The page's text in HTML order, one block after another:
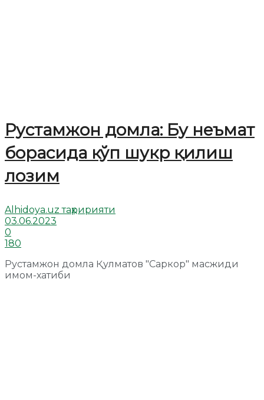
Рустамжон домла: Бу неъмат
борасида кўп шукр қилиш
лозим
Alhidoya.uz таҳририяти
03.06.2023
0
180
Рустамжон домла Қулматов "Саркор" масжиди
имом-хатиби